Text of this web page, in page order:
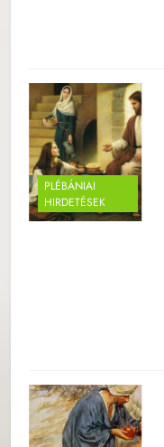
PLÉBÁNIAI
HIRDETÉSEK